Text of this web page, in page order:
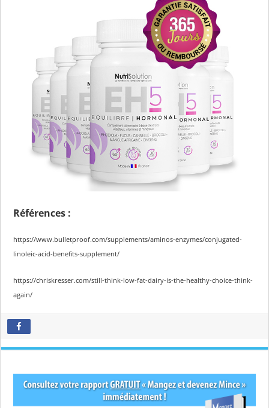
Références :
https://www.bulletproof.com/supplements/aminos-enzymes/conjugated-
linoleic-acid-benefits-supplement/
https://chriskresser.com/still-think-low-fat-dairy-is-the-healthy-choice-think-
again/